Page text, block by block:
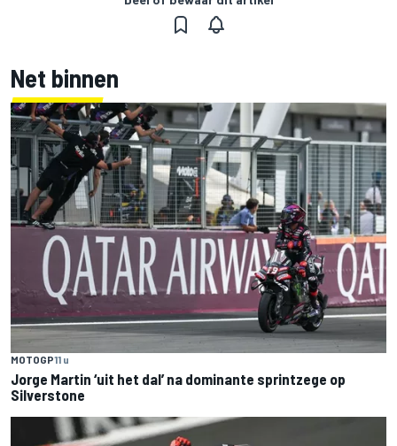
Net binnen
MOTOGP11 u
Jorge Martin ‘uit het dal’ na dominante sprintzege op
Silverstone